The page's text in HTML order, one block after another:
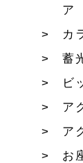
ア
カ
蓄
ビ
ア
ア
お